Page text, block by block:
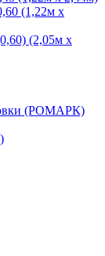
(1,22м х
(2,05м х
(РОМАРК)